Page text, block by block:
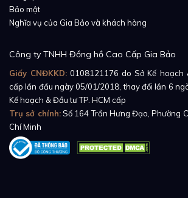
Bảo mật
Nghĩa vụ của Gia Bảo và khách hàng
Công ty TNHH Đồng hồ Cao Cấp Gia Bảo
Giấy CNĐKKD: 0108121176 do Sở Kế hoạch
cấp lần đầu ngày 05/01/2018, thay đổi lần 6
Kế hoạch & Đầu tư TP. HCM cấp
Trụ sở chính:Số 164 Trần Hưng Đạo, Phường
Chí Minh